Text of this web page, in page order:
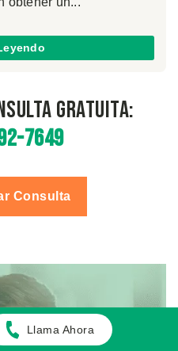
Gratuita:
7649
Consulta
Llama Ahora